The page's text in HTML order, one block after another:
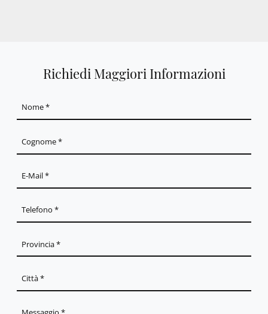
Richiedi Maggiori Informazioni